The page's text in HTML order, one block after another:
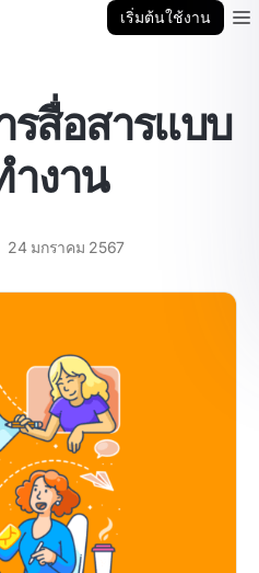
เริ่มต้นใช้งาน
รสื่อสารแบบ
งาน
24 มกราคม 2567